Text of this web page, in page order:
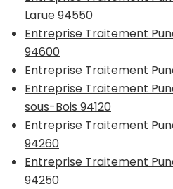
Larue 94550
Entreprise Traitement
94600
Entreprise Traitement
Entreprise Traitement
sous-Bois 94120
Entreprise Traitement
94260
Entreprise Traitement
94250